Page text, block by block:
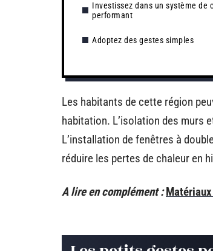
Investissez dans un système de
performant
Adoptez des gestes simples
Les habitants de cette région
habitation. L’isolation des murs
L’installation de fenêtres à
réduire les pertes de chaleur en
A lire en complément :